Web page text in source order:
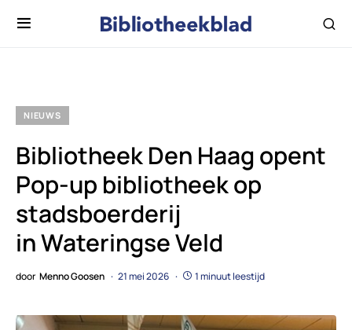
NIEUWS
Bibliotheek Den Haag opent
Pop-up bibliotheek op
stadsboerderij
in Wateringse Veld
door Menno Goosen 21 mei 2026 1 minuut leestijd